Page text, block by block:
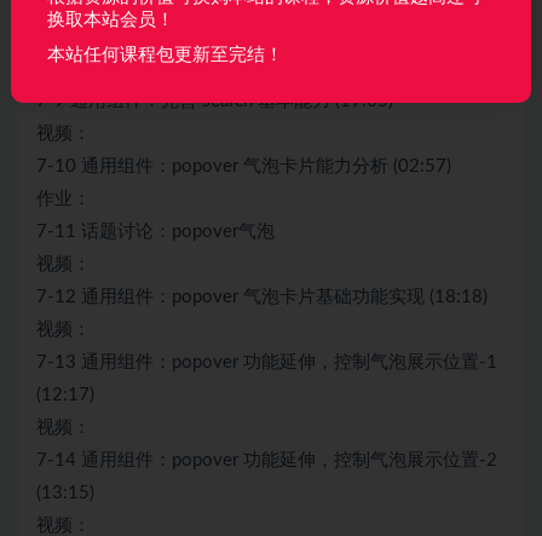
视频：
7-9 通用组件：完善 search 基本能力 (19:05)
视频：
7-10 通用组件：popover 气泡卡片能力分析 (02:57)
作业：
7-11 话题讨论：popover气泡
视频：
7-12 通用组件：popover 气泡卡片基础功能实现 (18:18)
视频：
7-13 通用组件：popover 功能延伸，控制气泡展示位置-1
(12:17)
视频：
7-14 通用组件：popover 功能延伸，控制气泡展示位置-2
(13:15)
视频：
换取本站会员！
本站任何课程包更新至完结！